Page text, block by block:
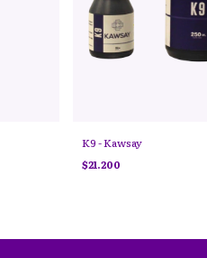
K9 - Kawsay
$21.200